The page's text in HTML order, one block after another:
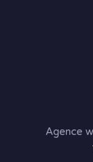
Agence